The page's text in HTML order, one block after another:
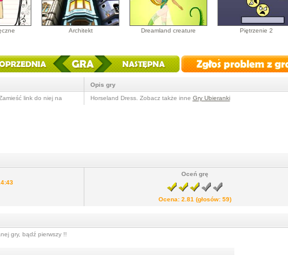
Architekt Dreamland creature Piętrzenie 2
link do niej na
Opis gry
Horseland Dress. Zobacz także inne Gry Ubieranki
Oceń grę
Ocena: 2.81 (głosów: 59)
gry, bądź pierwszy !!